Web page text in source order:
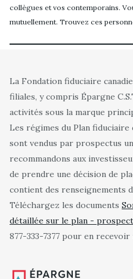
collègues et vos contemporains.
mutuellement. Trouvez ces
La Fondation fiduciaire
filiales, y compris Épargne
activités sous la marque
Les régimes du Plan fiduciaire
sont vendus par prospectus
recommandons aux
de prendre une décision de
contient des renseignements
Téléchargez les documents
détaillée sur le plan -
877-333-7377 pour en recevoir